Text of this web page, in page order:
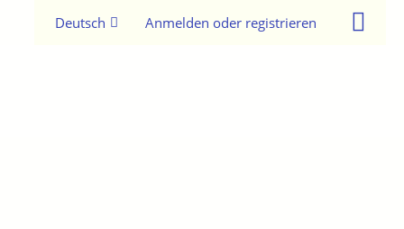
Deutsch Anmelden oder registrieren